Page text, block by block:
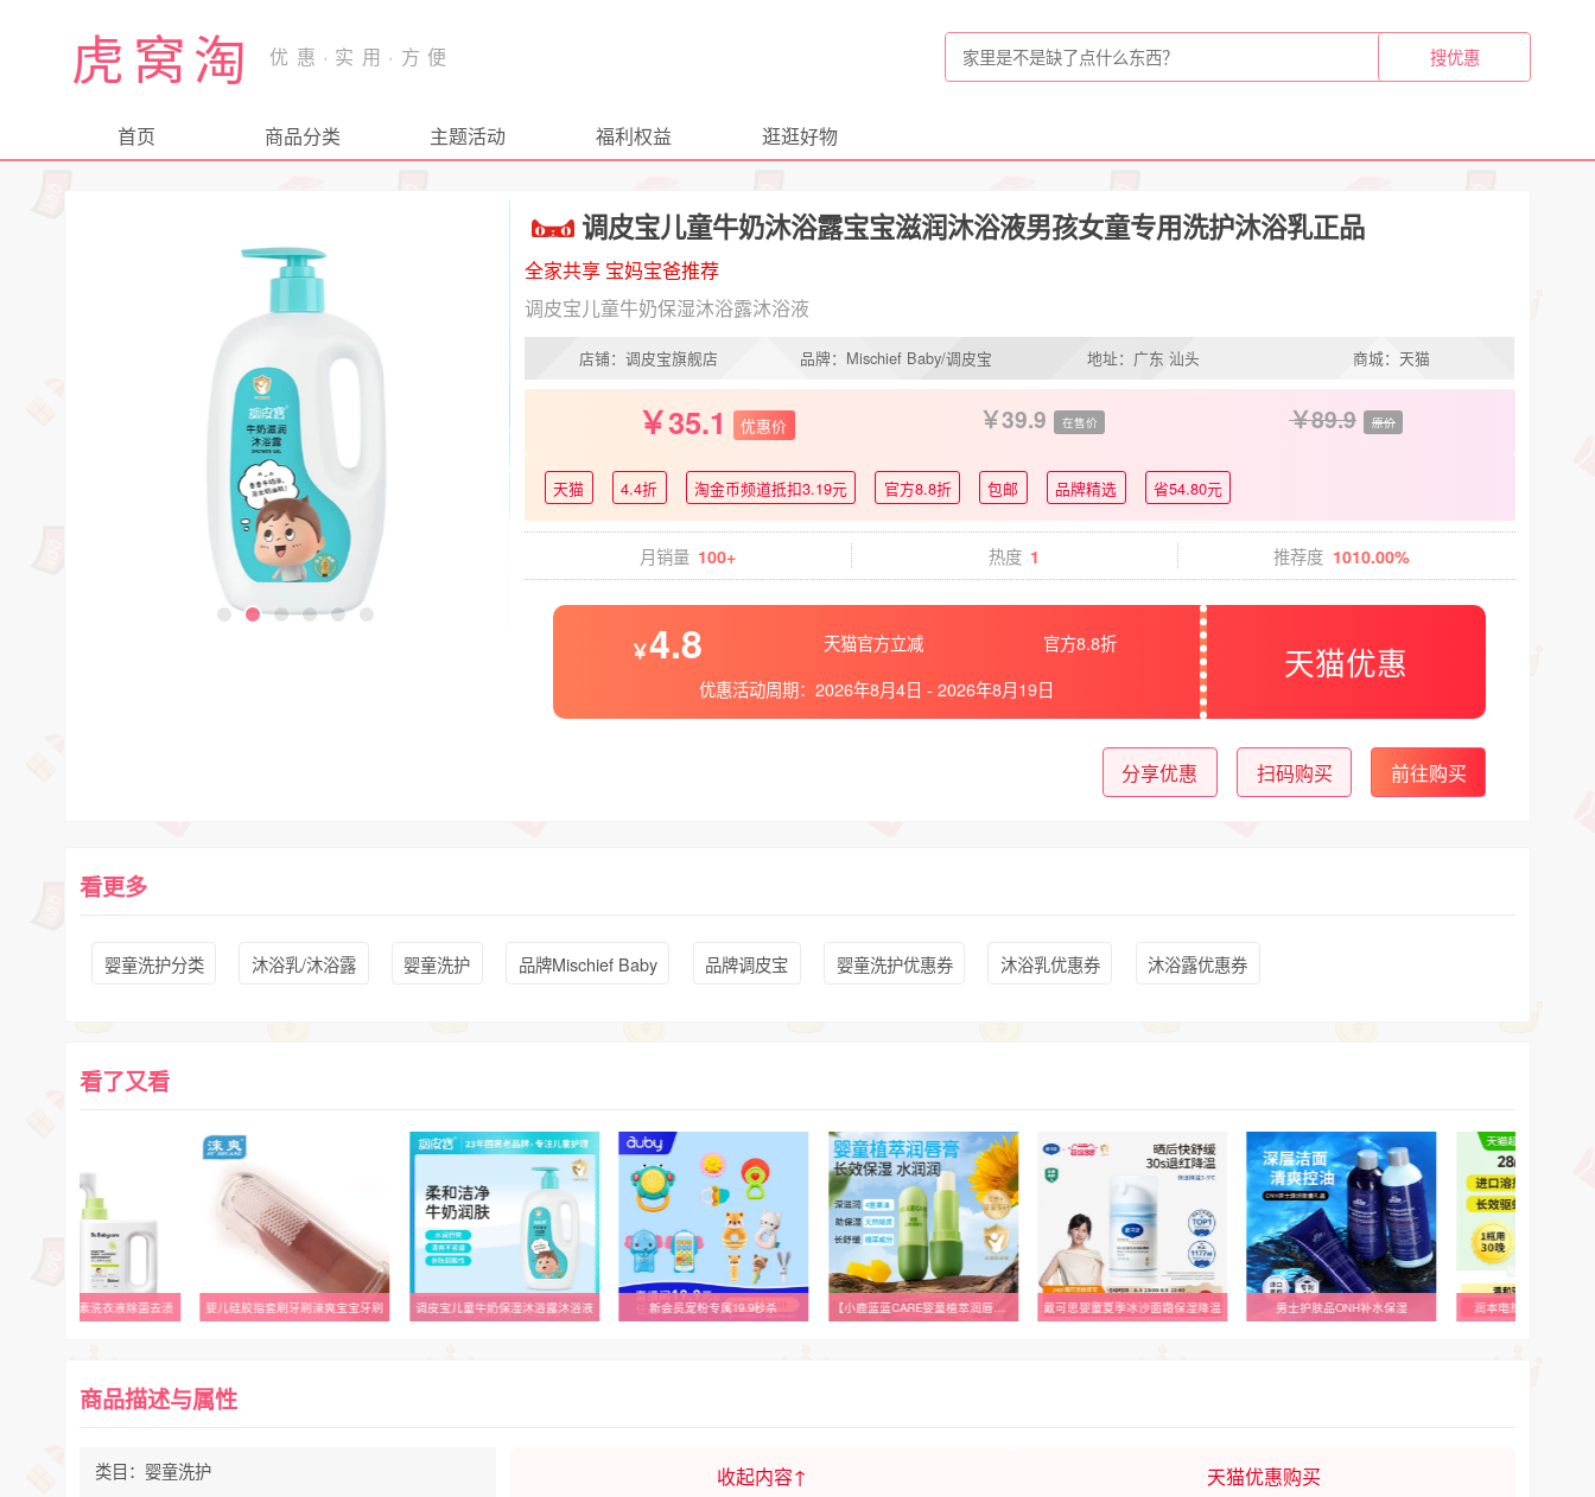
虎窝淘
首页 商品分类 主题活动 福利权益 逛逛好物
调皮宝儿童牛奶沐浴露宝宝滋润沐浴液男孩女童专用洗护沐浴乳正品
全家共享 宝妈宝爸推荐
调皮宝儿童牛奶保湿沐浴露沐浴液
店铺：调皮宝旗舰店 品牌：Mischief Baby/调皮宝 地址：广东 汕头 商城：天猫
35.1 优惠价 39.9 在售价 89.9 原价
天猫 4.4折 淘金币频道抵扣3.19元 官方8.8折 包邮 品牌精选 省54.80元
月销量 100+ 热度 1 推荐度 1010.00%
4.8 天猫官方立减
官方8.8折
优惠活动周期： 2026年8月4日 - 2026年8月19日
天猫优惠
分享优惠 扫码购买 前往购买
看更多
婴童洗护分类 沐浴乳/沐浴露 婴童洗护 品牌Mischief Baby 品牌调皮宝 婴童洗护优惠券 沐浴乳优惠券 沐浴露优惠券
看了又看
婴儿酵素洗衣液除菌去渍 婴儿硅胶指套刷牙刷涑爽宝宝牙刷 调皮宝儿童牛奶保湿沐浴露沐浴液 新会员宠粉专属19.9秒杀 【小鹿蓝蓝CARE婴童植萃润唇膏】保湿滋润宝宝婴儿护唇膏儿童 戴可思婴童夏季冰沙面霜保湿降温 男士护肤品ONH补水保湿 润本电热蚊香液恒温
商品描述与属性
类目：婴童洗护
收起内容↑ 天猫优惠购买